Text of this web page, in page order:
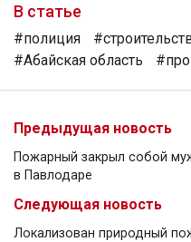
В статье
#полиция
#Абайская область
Предыдущая новость
Пожарный закрыл собой
в Павлодаре
Следующая новость
Локализован природный